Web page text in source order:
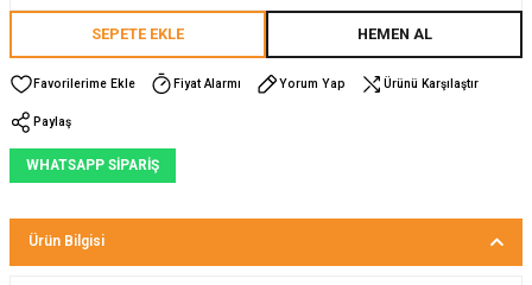
SEPETE EKLE HEMEN AL
Fiyat Alarmı Yorum Yap Ürünü Karşılaştır
Paylaş
WHATSAPP SİPARİŞ
Ürün Bilgisi